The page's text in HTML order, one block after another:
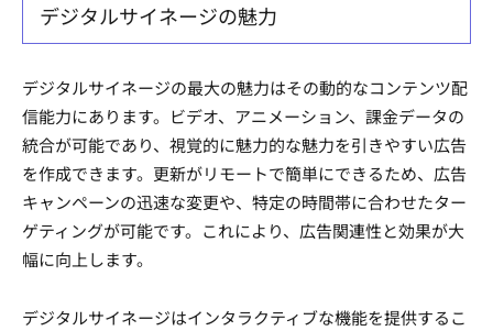
デジタルサイネージの魅力
デジタルサイネージの最大の魅力はその動的なコンテンツ配
信能力にあります。ビデオ、アニメーション、課金データの
統合が可能であり、視覚的に魅力的な魅力を引きやすい広告
を作成できます。更新がリモートで簡単にできるため、広告
キャンペーンの迅速な変更や、特定の時間帯に合わせたター
ゲティングが可能です。これにより、広告関連性と効果が大
幅に向上します。
デジタルサイネージはインタラクティブな機能を提供するこ